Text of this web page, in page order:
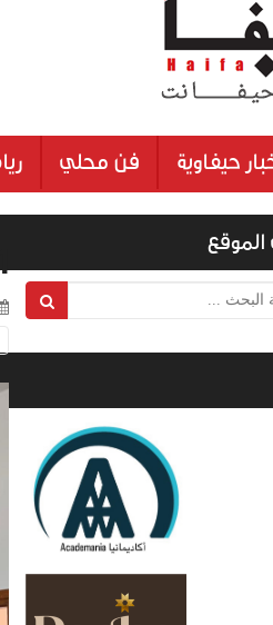
حيفاوية فن محلي
...